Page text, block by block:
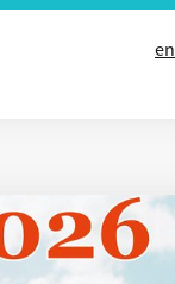
en